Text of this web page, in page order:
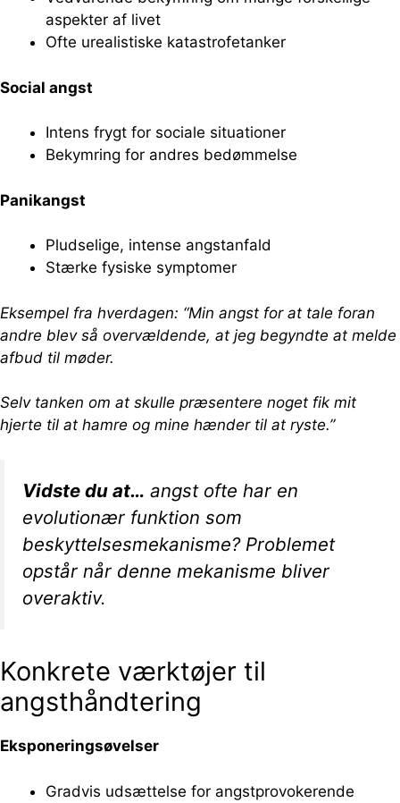
aspekter af livet
Ofte urealistiske katastrofetanker
Social angst
Intens frygt for sociale situationer
Bekymring for andres bedømmelse
Panikangst
Pludselige, intense angstanfald
Stærke fysiske symptomer
Eksempel fra hverdagen: “Min angst for at tale foran
andre blev så overvældende, at jeg begyndte at melde
afbud til møder.
Selv tanken om at skulle præsentere noget fik mit
hjerte til at hamre og mine hænder til at ryste.”
Vidste du at… angst ofte har en
evolutionær funktion som
beskyttelsesmekanisme? Problemet
opstår når denne mekanisme bliver
overaktiv.
Konkrete værktøjer til
angsthåndtering
Eksponeringsøvelser
Gradvis udsættelse for angstprovokerende